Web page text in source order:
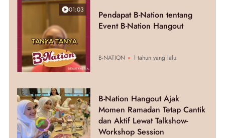
01:03
Pendapat B-Nation tentang
Event B-Nation Hangout
B-NATION 1 tahun yang lalu
B-Nation Hangout Ajak
Momen Ramadan Tetap Cantik
dan Aktif Lewat Talkshow-
Workshop Session